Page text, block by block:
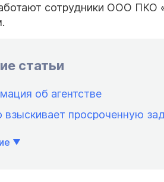
сотрудники ООО ПКО
статьи
об агентстве
взыскивает просроченную